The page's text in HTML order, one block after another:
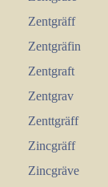
Zentgräff
Zentgräfin
Zentgraft
Zentgrav
Zenttgräff
Zincgräff
Zincgräve